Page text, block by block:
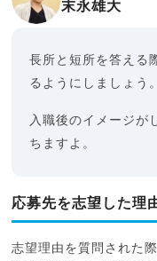
末永雄大
長所と短所を答える
るようにしましょう。
入職後のイメージが
ちますよ。
応募先を志望した理
志望理由を質問された際